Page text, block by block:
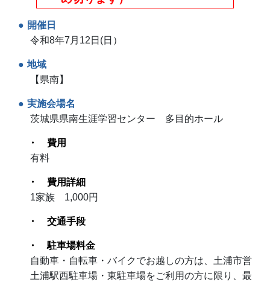
開催日
令和8年7月12日(日）
地域
【県南】
実施会場名
茨城県県南生涯学習センター 多目的ホール
費用
有料
費用詳細
1家族 1,000円
交通手段
駐車場料金
自動車・自転車・バイクでお越しの方は、土浦市営
土浦駅西駐車場・東駐車場をご利用の方に限り、最